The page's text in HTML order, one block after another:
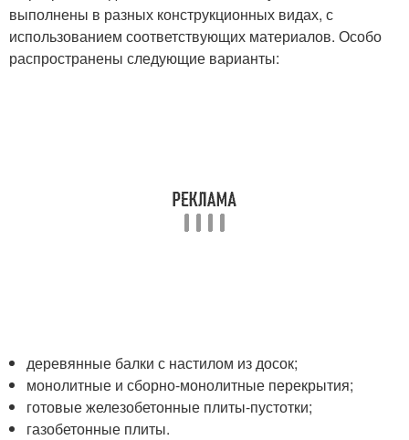
выполнены в разных конструкционных видах, с
использованием соответствующих материалов. Особо
распространены следующие варианты:
деревянные балки с настилом из досок;
монолитные и сборно-монолитные перекрытия;
готовые железобетонные плиты-пустотки;
газобетонные плиты.